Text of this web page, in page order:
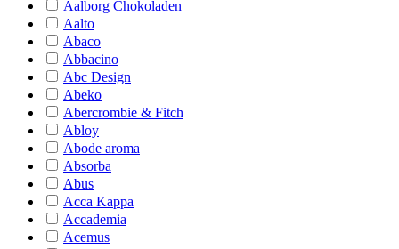
Aalborg Chokoladen
Aalto
Abaco
Abbacino
Abc Design
Abeko
Abercrombie & Fitch
Abloy
Abode aroma
Absorba
Abus
Acca Kappa
Accademia
Acemus